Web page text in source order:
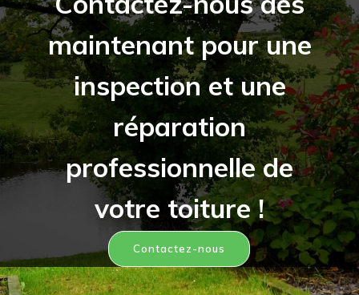
maintenant pour une
inspection et une
réparation
professionnelle de
votre toiture !
Contactez-nous